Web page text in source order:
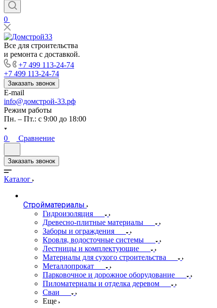
0
Все для строительства
и ремонта с доставкой.
+7 499 113-24-74
+7 499 113-24-74
Заказать звонок
E-mail
info@домстрой-33.рф
Режим работы
Пн. – Пт.: с 9:00 до 18:00
0 Сравнение
Заказать звонок
Каталог
Стройматериалы
Гидроизоляция
Древесно-плитные материалы
Заборы и ограждения
Кровля, водосточные системы
Лестницы и комплектующие
Материалы для сухого строительства
Металлопрокат
Парковочное и дорожное оборудование
Пиломатериалы и отделка деревом
Сваи
Еще